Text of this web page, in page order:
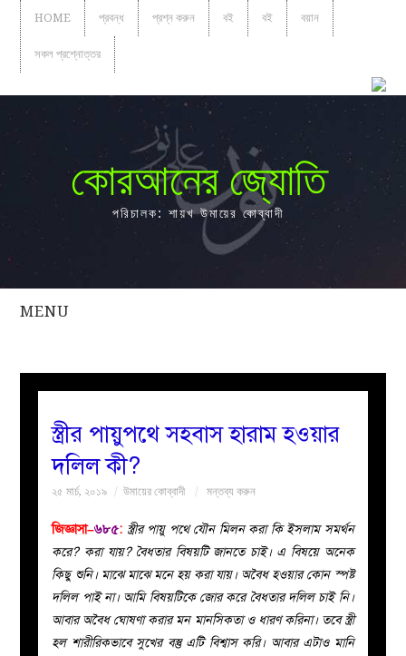
HOME প্রবন্ধ প্রশ্ন করুন বই বই বয়ান
সকল প্রশ্নোত্তর
কোরআনের জ্যোতি
পরিচালক: শায়খ উমায়ের কোব্বাদী
MENU
সকল
বয়ান
নারীদের
ইসলাহী
স্ত্রীর পায়ুপথে সহবাস হারাম হওয়ার
দলিল কী?
২৫ মার্চ, ২০১৯ উমায়ের কোব্বাদী মন্তব্য করুন
জিজ্ঞাসা–৬৮৫: স্ত্রীর পায়ু পথে যৌন মিলন করা কি ইসলাম সমর্থন
করে? করা যায়? বৈধতার বিষয়টি জানতে চাই। এ বিষয়ে অনেক
কিছু শুনি। মাঝে মাঝে মনে হয় করা যায়। অবৈধ হওয়ার কোন স্পষ্ট
দলিল পাই না। আমি বিষয়টিকে জোর করে বৈধতার দলিল চাই নি।
আবার অবৈধ ঘোষণা করার মন মানসিকতা ও ধারণ করিনা। তবে স্ত্রী
হল শারীরিকভাবে সুখের বস্তু এটি বিশ্বাস করি। আবার এটাও মানি